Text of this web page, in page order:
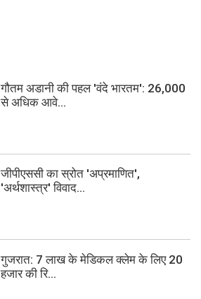
गौतम अडानी की पहल 'वंदे भारतम': 26,000
से अधिक आवे...
जीपीएससी का स्रोत 'अप्रमाणित',
'अर्थशास्त्र' विवाद...
गुजरात: 7 लाख के मेडिकल क्लेम के लिए 20
हजार की रि...